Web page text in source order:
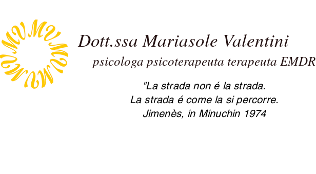
Dott.ssa Mariasole Valentini
psicologa psicoterapeuta terapeuta EMDR
2.0 Mariasole Valentini psicologa
psicoterapeuta Cesena
"La strada non é la strada.
La strada é come la si percorre.
Jimenès, in Minuchin 1974